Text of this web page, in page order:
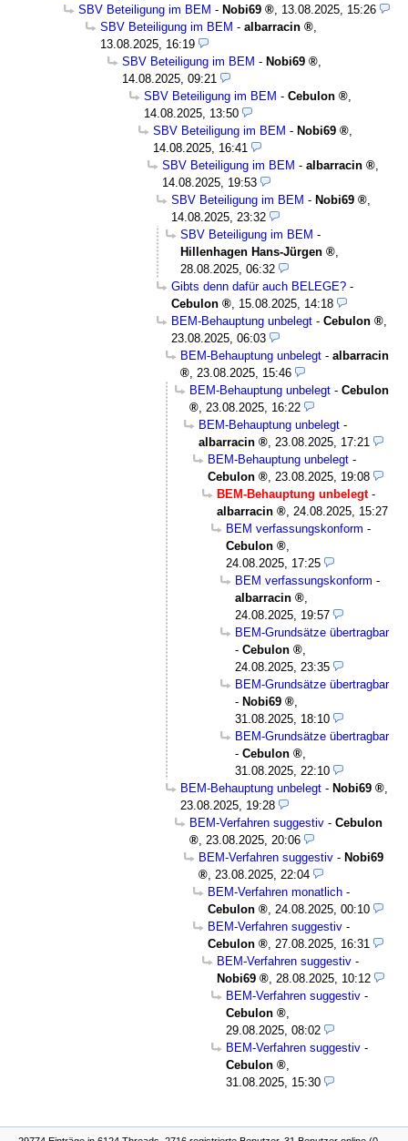
SBV Beteiligung im BEM - Nobi69
13.08.2025, 15:26
SBV Beteiligung im BEM - albarracin
13.08.2025, 16:19
SBV Beteiligung im BEM - Nobi69
14.08.2025, 09:21
SBV Beteiligung im BEM - Cebulon
14.08.2025, 13:50
SBV Beteiligung im BEM - Nobi69
14.08.2025, 16:41
SBV Beteiligung im BEM - albarracin
14.08.2025, 19:53
SBV Beteiligung im BEM - Nobi69
14.08.2025, 23:32
SBV Beteiligung im BEM -
Hillenhagen Hans-Jürgen
28.08.2025, 06:32
Gibts denn dafür auch BELEGE? -
Cebulon
15.08.2025, 14:18
BEM-Behauptung unbelegt - Cebulon
23.08.2025, 06:03
BEM-Behauptung unbelegt - albarracin
23.08.2025, 15:46
BEM-Behauptung unbelegt - Cebulon
23.08.2025, 16:22
BEM-Behauptung unbelegt -
albarracin
23.08.2025, 17:21
BEM-Behauptung unbelegt -
Cebulon
23.08.2025, 19:08
BEM-Behauptung unbelegt-
albarracin
24.08.2025, 15:27
BEM verfassungskonform -
Cebulon
24.08.2025, 17:25
BEM verfassungskonform -
albarracin
24.08.2025, 19:57
BEM-Grundsätze übertragbar
- Cebulon
24.08.2025, 23:35
BEM-Grundsätze übertragbar
- Nobi69
31.08.2025, 18:10
BEM-Grundsätze übertragbar
- Cebulon
31.08.2025, 22:10
BEM-Behauptung unbelegt - Nobi69
23.08.2025, 19:28
BEM-Verfahren suggestiv - Cebulon
23.08.2025, 20:06
BEM-Verfahren suggestiv - Nobi69
23.08.2025, 22:04
BEM-Verfahren monatlich -
Cebulon
24.08.2025, 00:10
BEM-Verfahren suggestiv -
Cebulon
27.08.2025, 16:31
BEM-Verfahren suggestiv -
Nobi69
28.08.2025, 10:12
BEM-Verfahren suggestiv -
Cebulon
29.08.2025, 08:02
BEM-Verfahren suggestiv -
Cebulon
31.08.2025, 15:30